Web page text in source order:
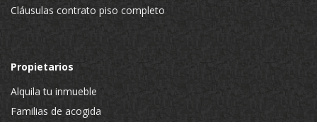
Cláusulas contrato piso completo
Propietarios
Alquila tu inmueble
Familias de acogida